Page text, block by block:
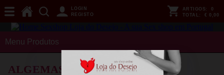
LOGIN
REGISTO
ARTIGOS:
0
TOTAL: € 0,00
Menu Produtos
ALGEMAS DIABLO PICANTE -